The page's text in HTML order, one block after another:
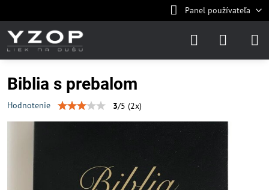
Panel používateľa
Biblia s prebalom
Hodnotenie 3/5 (2x)